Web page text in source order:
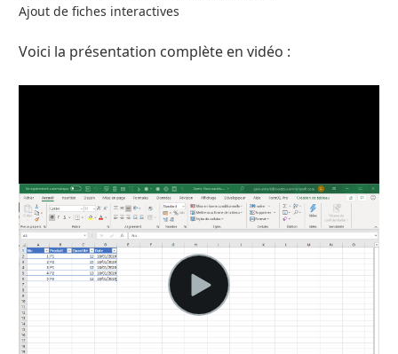
Ajout de fiches interactives
Voici la présentation complète en vidéo :